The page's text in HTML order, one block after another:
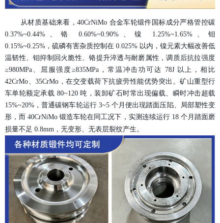
从材质基础来看，40CrNiMo 合金车轮锻件 国标成分严格管控碳
0.37%~0.44%、铬 0.60%~0.90%、镍 1.25%~1.65%、钼
0.15%~0.25%，硫磷有害杂质控制在 0.025% 以内，镍元素大幅改善低
温韧性、钼抑制回火脆性、铬提升淬透与耐磨属性，调质后抗拉强度
≥980MPa、屈服强度≥835MPa，常温冲击功可达 78J 以上，相比
42CrMo、35CrMo，在交变载荷下抗疲劳性能优势突出。矿山重型行
车单轮额定承载 80~120 吨，装卸矿石时常出现偏载、瞬时冲击超载
15%~20%，普通碳钢车轮运行 3~5 个月便出现踏面压陷、局部塑性变
形，而 40CrNiMo 锻造车轮在同工况下，实测连续运行 18 个月踏面磨
损量不足 0.8mm，无变形、无表层裂纹产生。